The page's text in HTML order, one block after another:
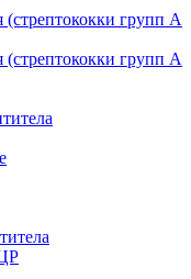
групп A
групп A